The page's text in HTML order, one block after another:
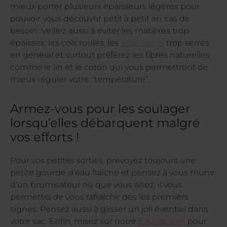
mieux porter plusieurs épaisseurs légères pour
pouvoir vous découvrir petit à petit en cas de
besoin. Veillez aussi à éviter les matières trop
épaisses, les cols roulés, les
vêtements
trop serrés
en général et surtout préférez les fibres naturelles
comme le lin et le coton qui vous permettront de
mieux réguler votre “température”.
Armez-vous pour les soulager
lorsqu’elles débarquent malgré
vos efforts !
Pour vos petites sorties, prévoyez toujours une
petite gourde d’eau fraîche et pensez à vous munir
d’un brumisateur où que vous alliez, il vous
permettra de vous rafraîchir dès les premiers
signes. Pensez aussi à glisser un joli éventail dans
votre sac. Enfin, misez sur notre Eau de soin pour